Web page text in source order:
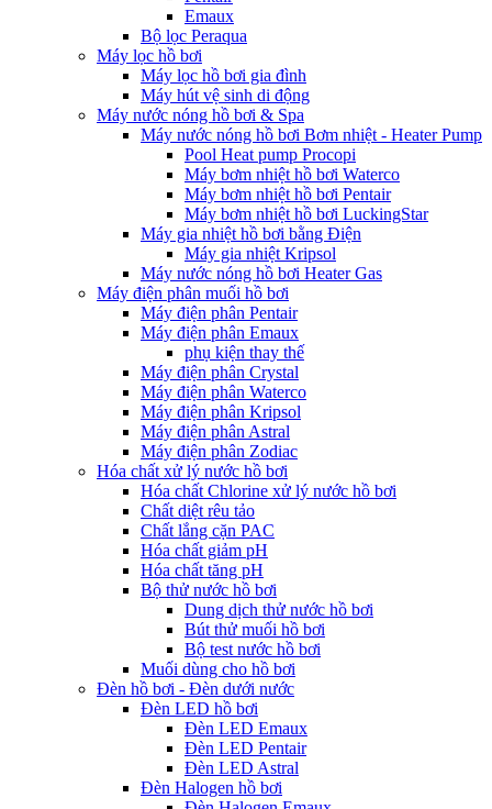
Emaux
Bộ lọc Peraqua
Máy lọc hồ bơi
Máy lọc hồ bơi gia đình
Máy hút vệ sinh di động
Máy nước nóng hồ bơi & Spa
Máy nước nóng hồ bơi Bơm nhiệt - Heater Pump
Pool Heat pump Procopi
Máy bơm nhiệt hồ bơi Waterco
Máy bơm nhiệt hồ bơi Pentair
Máy bơm nhiệt hồ bơi LuckingStar
Máy gia nhiệt hồ bơi bằng Điện
Máy gia nhiệt Kripsol
Máy nước nóng hồ bơi Heater Gas
Máy điện phân muối hồ bơi
Máy điện phân Pentair
Máy điện phân Emaux
phụ kiện thay thế
Máy điện phân Crystal
Máy điện phân Waterco
Máy điện phân Kripsol
Máy điện phân Astral
Máy điện phân Zodiac
Hóa chất xử lý nước hồ bơi
Hóa chất Chlorine xử lý nước hồ bơi
Chất diệt rêu tảo
Chất lắng cặn PAC
Hóa chất giảm pH
Hóa chất tăng pH
Bộ thử nước hồ bơi
Dung dịch thử nước hồ bơi
Bút thử muối hồ bơi
Bộ test nước hồ bơi
Muối dùng cho hồ bơi
Đèn hồ bơi - Đèn dưới nước
Đèn LED hồ bơi
Đèn LED Emaux
Đèn LED Pentair
Đèn LED Astral
Đèn Halogen hồ bơi